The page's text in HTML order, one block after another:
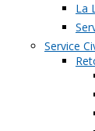
La
Service